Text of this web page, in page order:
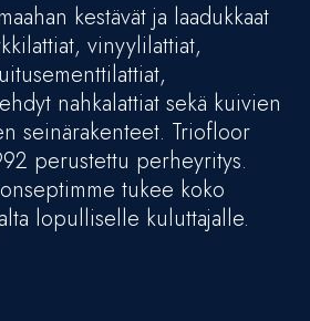
kestävät ja laadukkaat
vinyylilattiat,
nahkalattiat sekä kuivien
seinärakenteet. Triofloor
perustettu perheyritys.
tukee koko
lopulliselle kuluttajalle.